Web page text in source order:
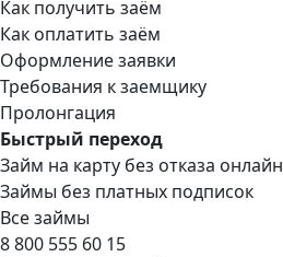
Как получить заём
Как оплатить заём
Оформление заявки
Требования к заемщику
Пролонгация
Быстрый переход
Займ на карту без отказа онлайн
Займы без платных подписок
Все займы
8 800 555 60 15